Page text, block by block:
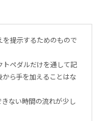
を提示するためのもので
トペダルだけを通して記
ら手を加えることはな
ない時間の流れが少し